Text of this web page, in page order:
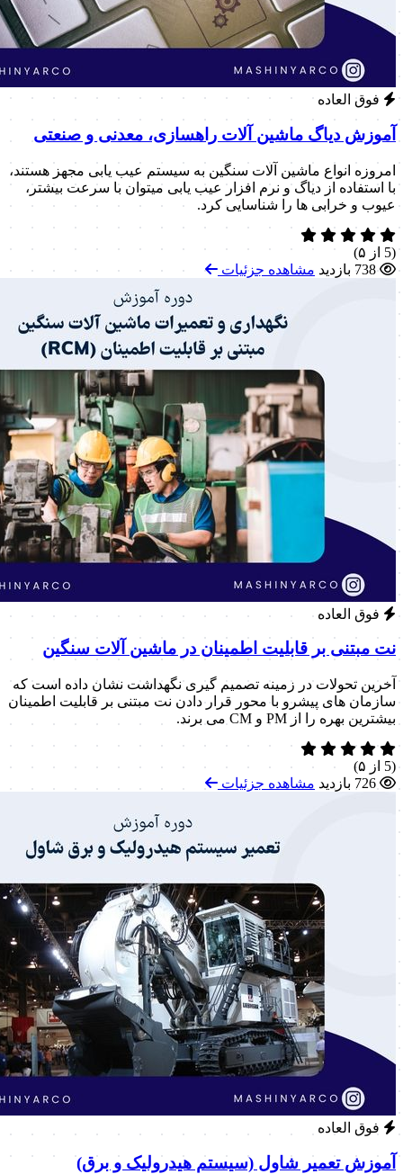
فوق العاده
آموزش دیاگ ماشین آلات راهسازی، معدنی و صنعتی
امروزه انواع ماشین آلات سنگین به سیستم عیب یابی مجهز هستند،
با استفاده از دیاگ و نرم افزار عیب یابی میتوان با سرعت بیشتر،
عیوب و خرابی ها را شناسایی کرد.
(5 از ۵)
738 بازدید
مشاهده جزئیات
فوق العاده
نت مبتنی بر قابلیت اطمینان در ماشین آلات سنگین
آخرین تحولات در زمینه تصمیم گیری نگهداشت نشان داده است که
سازمان های پیشرو با محور قرار دادن نت مبتنی بر قابلیت اطمینان
بیشترین بهره را از PM و CM می برند.
(5 از ۵)
مشاهده جزئیات
فوق العاده
آموزش تعمیر شاول (سیستم هیدرولیک و برق)